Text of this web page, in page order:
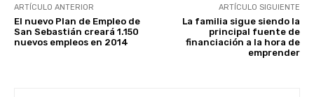
ARTÍCULO ANTERIOR
El nuevo Plan de Empleo de
San Sebastián creará 1.150
nuevos empleos en 2014
ARTÍCULO SIGUIENTE
La familia sigue siendo la
principal fuente de
financiación a la hora de
emprender